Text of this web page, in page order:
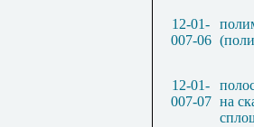
12-01-
007-06
12-01-
007-07 на